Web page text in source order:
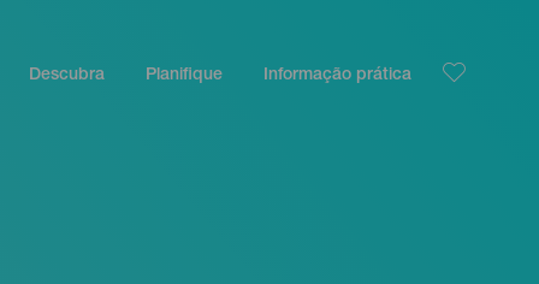
Descubra Planifique Informação prática